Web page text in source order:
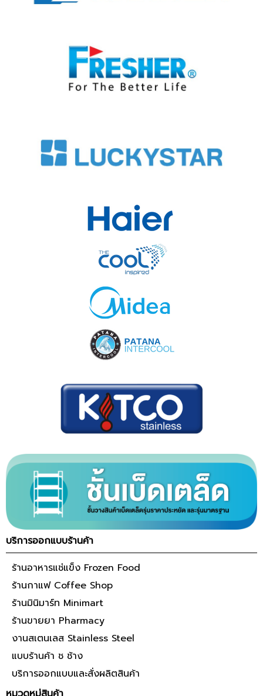
บริการออกแบบร้านค้า
ร้านอาหารแช่แข็ง Frozen Food
ร้านกาแฟ Coffee Shop
ร้านมินิมาร์ท Minimart
ร้านขายยา Pharmacy
งานสเตนเลส Stainless Steel
แบบร้านค้า ช ช้าง
บริการออกแบบและสั่งผลิตสินค้า